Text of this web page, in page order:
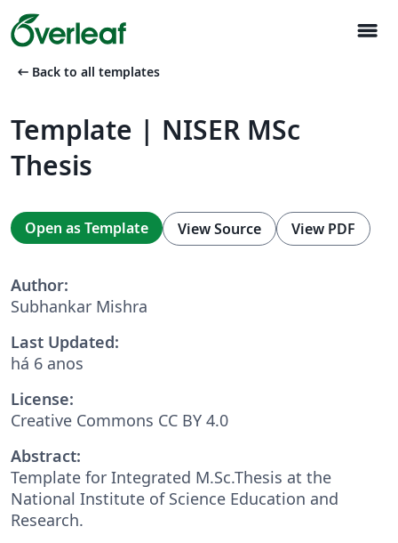
menu
arrow_left_alt Back to all templates
Template | NISER MSc
Thesis
Open as Template View Source View PDF
Author:
Subhankar Mishra
Last Updated:
há 6 anos
License:
Creative Commons CC BY 4.0
Abstract:
Template for Integrated M.Sc.Thesis at the
National Institute of Science Education and
Research.